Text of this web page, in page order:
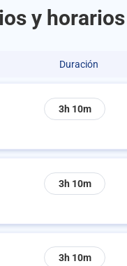
y
Duración
3h 10m
3h 10m
3h 10m